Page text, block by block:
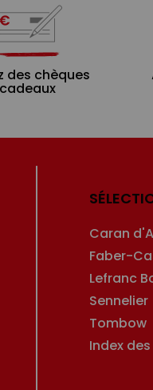
des chèques
cadeaux
Caran
Faber-
Lefranc
Sennelier
Tombow
Index